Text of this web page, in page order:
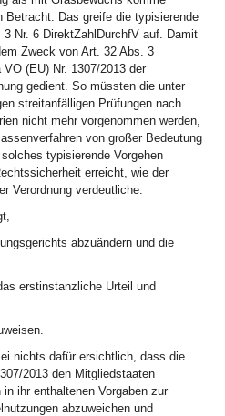
Betracht. Das greife die typisierende
3 Nr. 6 DirektZahlDurchfV auf. Damit
Zweck von Art. 32 Abs. 3
(EU) Nr. 1307/2013 der
gedient. So müssten die unter
streitanfälligen Prüfungen nach
nicht mehr vorgenommen werden,
von großer Bedeutung
typisierende Vorgehen
erreicht, wie der
Verordnung verdeutliche.
abzuändern und die
erstinstanzliche Urteil und
nichts dafür ersichtlich, dass die
2013 den Mitgliedstaaten
ihr enthaltenen Vorgaben zur
abzuweichen und